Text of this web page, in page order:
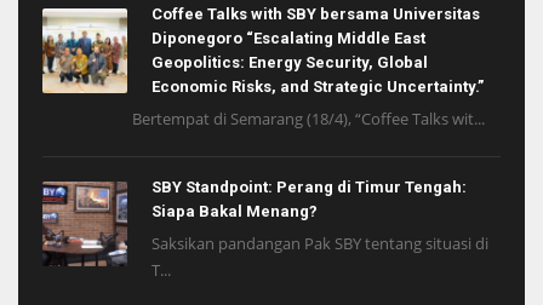
Coffee Talks with SBY bersama Universitas
Diponegoro “Escalating Middle East
Geopolitics: Energy Security, Global
Economic Risks, and Strategic Uncertainty.”
Bertempat di Semarang (18/4), “Coffee Talks wit...
SBY Standpoint: Perang di Timur Tengah:
Siapa Bakal Menang?
Saksikan pandangan Pak SBY tentang situasi di
T...